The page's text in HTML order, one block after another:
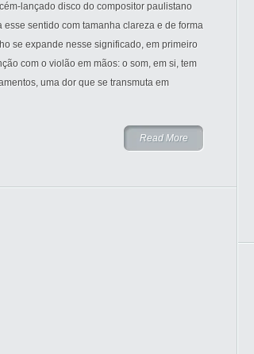
lançado disco do compositor paulistano
esse sentido com tamanha clareza e de forma
se expande nesse significado, em primeiro
com o violão em mãos: o som, em si, tem
uma dor que se transmuta em
Read More